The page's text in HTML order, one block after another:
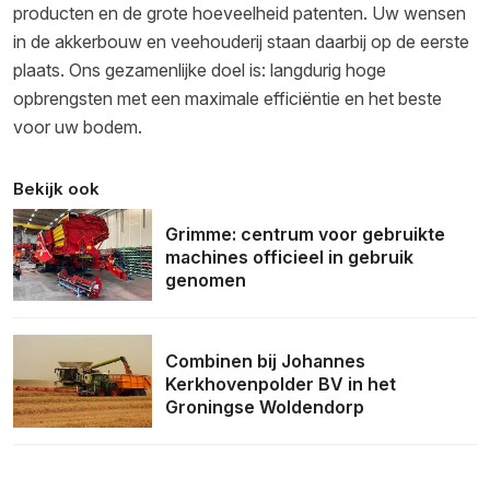
producten en de grote hoeveelheid patenten. Uw wensen
in de akkerbouw en veehouderij staan daarbij op de eerste
plaats. Ons gezamenlijke doel is: langdurig hoge
opbrengsten met een maximale efficiëntie en het beste
voor uw bodem.
Bekijk ook
Grimme: centrum voor gebruikte
machines officieel in gebruik
genomen
Combinen bij Johannes
Kerkhovenpolder BV in het
Groningse Woldendorp